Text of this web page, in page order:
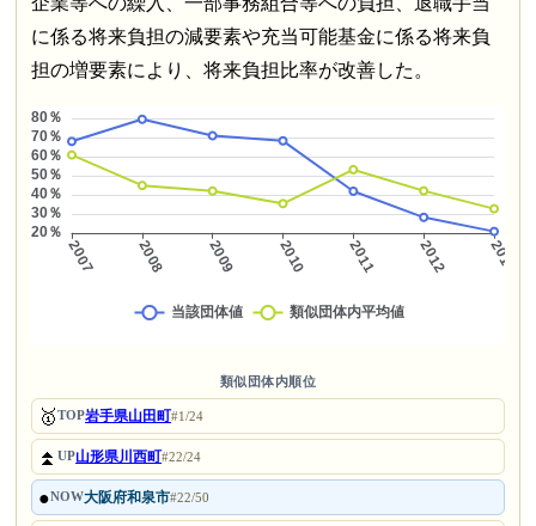
に係る将来負担の減要素や充当可能基金に係る将来負
担の増要素により、将来負担比率が改善した。
類似団体内順位
🥇TOP岩手県山田町#1/24
⏫UP山形県川西町#22/24
●NOW大阪府和泉市#22/50